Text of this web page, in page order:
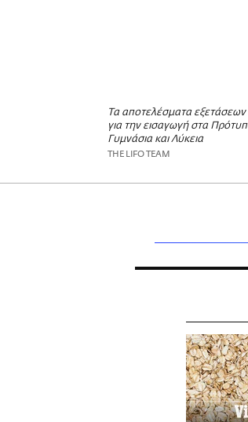
Τα αποτελέσματα εξετάσεων
για την εισαγωγή στα
Γυμνάσια και Λύκεια
THE LIFO TEAM